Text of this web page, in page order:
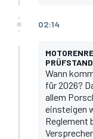
02:14
PRÜFSTAND
Wann
für 2026?
allem
einsteigen
Reglement